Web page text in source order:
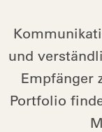
und
Empfänger
Portfolio